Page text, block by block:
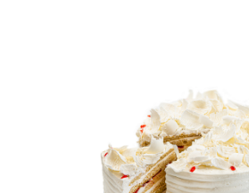
Торты